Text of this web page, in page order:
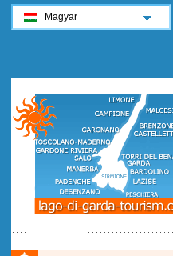
Magyar